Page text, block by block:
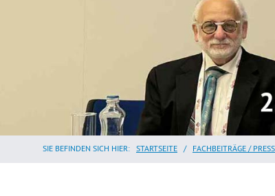
SIE BEFINDEN SICH HIER: STARTSEITE / FACHBEITRÄGE /